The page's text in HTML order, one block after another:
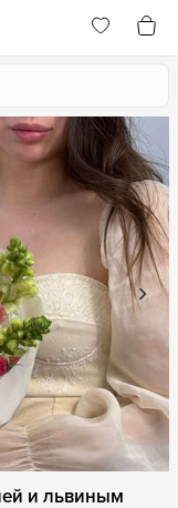
и львиным